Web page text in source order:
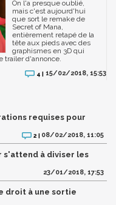
On l'a presque oublié,
mais c'est aujourd'hui
que sort le remake de
Secret of Mana,
entièrement retapé de la
tête aux pieds avec des
graphismes en 3D qui
trailer d'annonce.
4 | 15/02/2018, 15:53
requises pour
2 | 08/02/2018, 11:05
s'attend à diviser les
23/01/2018, 17:53
droit à une sortie